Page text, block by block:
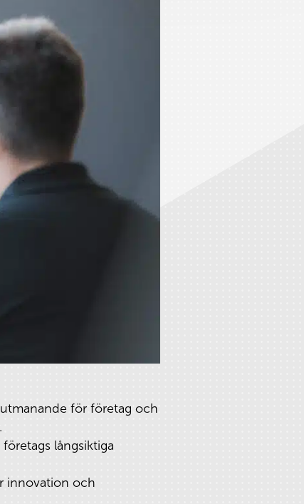
för företag och
långsiktiga
innovation och